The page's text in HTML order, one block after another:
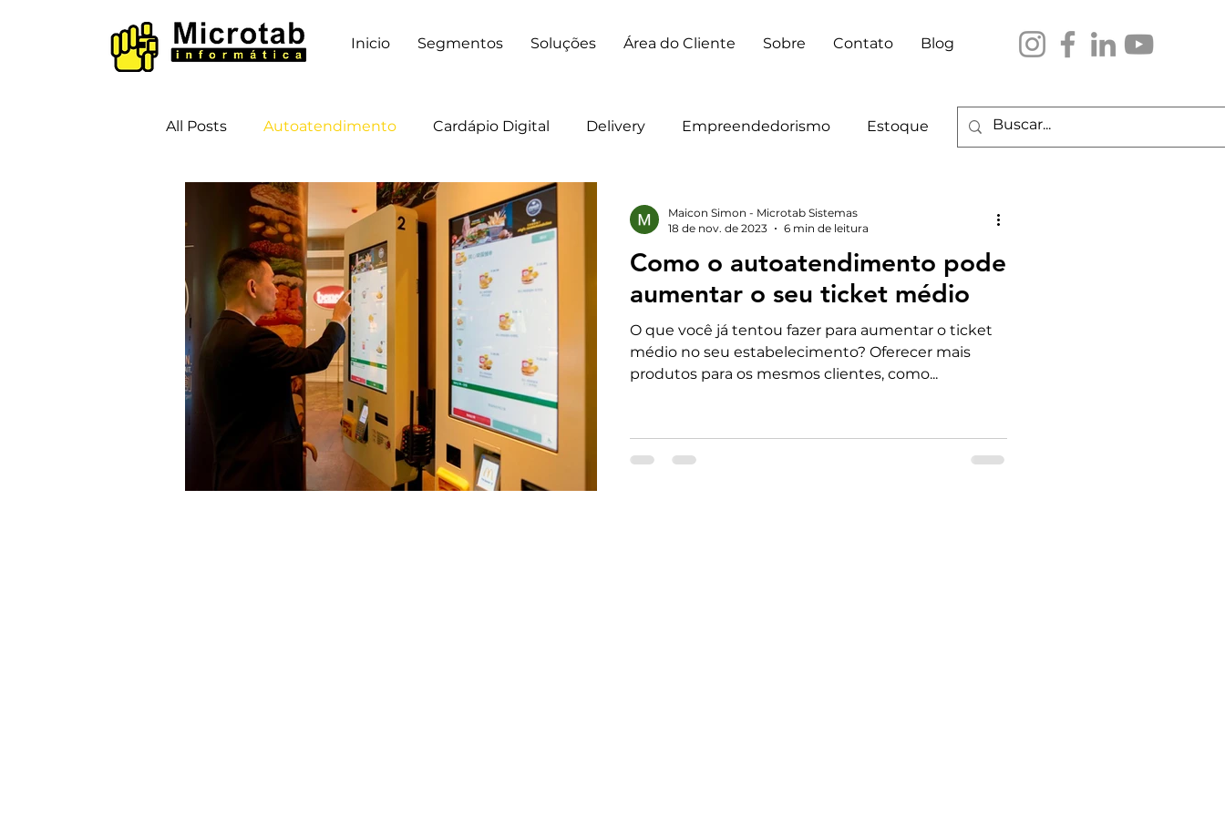
Inicio Segmentos Soluções Área do Cliente Sobre Contato Blog
All Posts Autoatendimento Cardápio Digital Delivery Empreendedorismo Estoque
Como o autoatendimento pode
aumentar o seu ticket médio
O que você já tentou fazer para aumentar o ticket
médio no seu estabelecimento? Oferecer mais
produtos para os mesmos clientes, como...
Maicon Simon - Microtab Sistemas
18 de nov. de 2023
6 min de leitura